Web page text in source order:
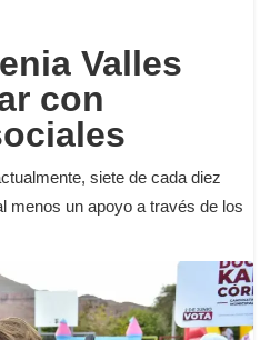
Valles
con
siete de cada diez
menos un apoyo a través de los